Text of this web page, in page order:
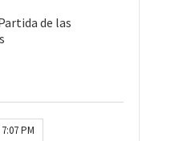
de las
PM